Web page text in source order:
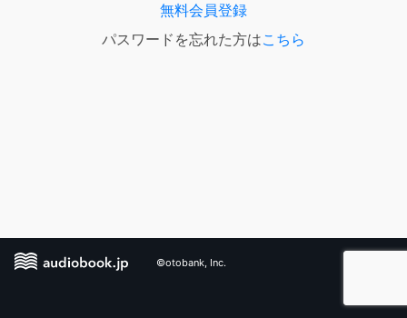
無料会員登録
パスワードを忘れた方はこちら
©otobank, Inc.